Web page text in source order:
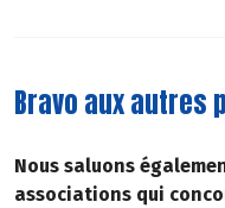
Bravo aux
Nous saluons
associations qui